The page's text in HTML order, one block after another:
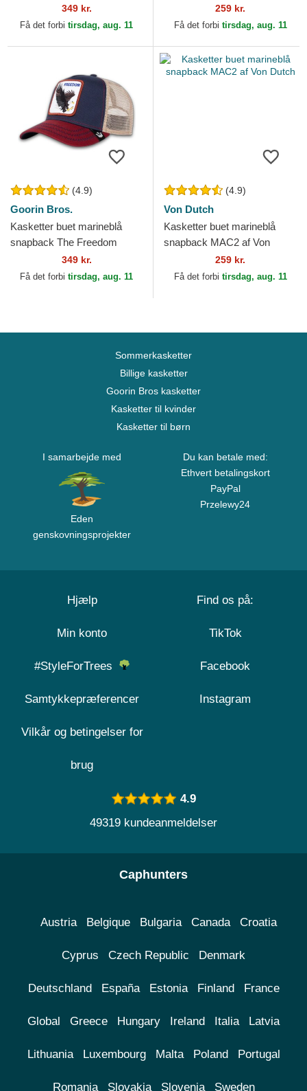
Farm Goorin Bros.
349 kr.
Få det forbi tirsdag, aug. 11
259 kr.
Få det forbi tirsdag, aug. 11
(4.9)
Goorin Bros.
Kasketter buet marineblå
snapback The Freedom
Eagle The Farm Goorin Bros.
349 kr.
Få det forbi tirsdag, aug. 11
(4.9)
Von Dutch
Kasketter buet marineblå
snapback MAC2 af Von
259 kr.
Få det forbi tirsdag, aug. 11
Sommerkasketter
Billige kasketter
Goorin Bros kasketter
Kasketter til kvinder
Kasketter til børn
I samarbejde med
Eden
genskovningsprojekter
Du kan betale med:
Ethvert betalingskort
PayPal
Przelewy24
Hjælp
Min konto
#StyleForTrees
Samtykkepræferencer
Vilkår og betingelser for
brug
Find os på:
TikTok
Facebook
Instagram
4.9
49319 kundeanmeldelser
Caphunters
Austria Belgique Bulgaria Canada Croatia
Cyprus Czech Republic Denmark
Deutschland España Estonia Finland France
Global Greece Hungary Ireland Italia Latvia
Lithuania Luxembourg Malta Poland Portugal
Romania Slovakia Slovenia Sweden